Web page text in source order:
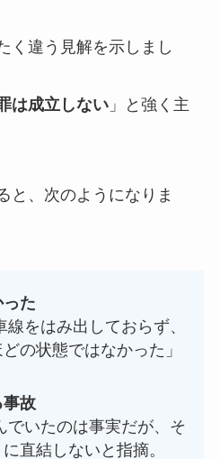
く違う見解を示しまし
は成立しない」と強く主
と、次のようになりま
た
をはみ出しておらず、
の状態ではなかった」
事故
いたのは事実だが、そ
直結しないと指摘。